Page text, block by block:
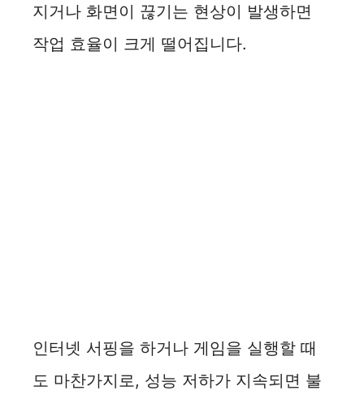
지거나 화면이 끊기는 현상이 발생하면
작업 효율이 크게 떨어집니다.
인터넷 서핑을 하거나 게임을 실행할 때
도 마찬가지로, 성능 저하가 지속되면 불